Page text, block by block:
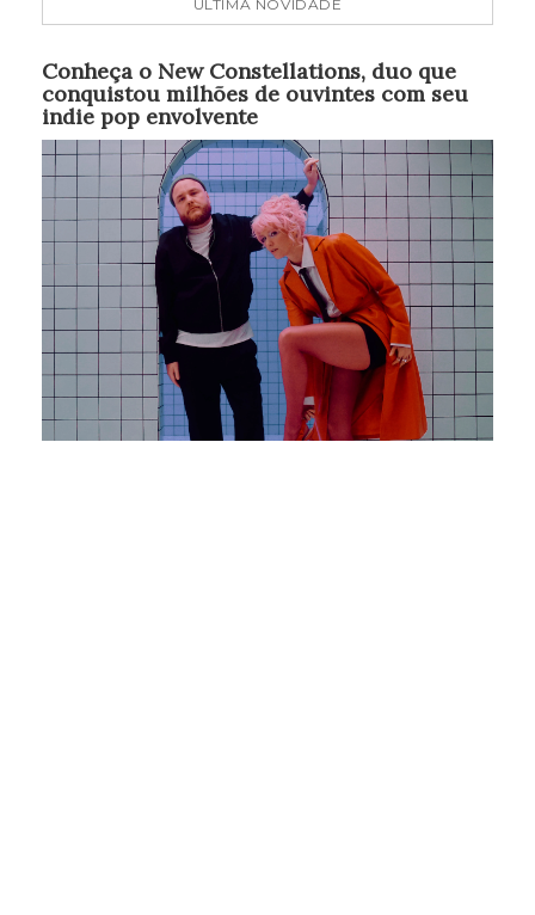
ÚLTIMA NOVIDADE
Conheça o New Constellations, duo que
conquistou milhões de ouvintes com seu
indie pop envolvente